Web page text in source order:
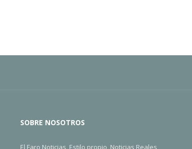
SOBRE NOSOTROS
El Faro Noticias, Estilo propio, Noticias Reales